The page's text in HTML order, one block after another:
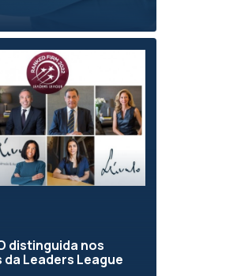
distinguida nos
da Leaders League